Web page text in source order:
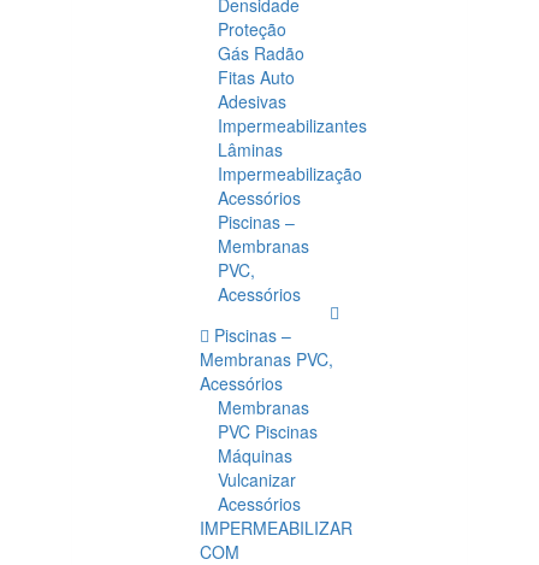
Densidade
Proteção
Gás Radão
Fitas Auto
Adesivas
Impermeabilizantes
Lâminas
Impermeabilização
Acessórios
Piscinas –
Membranas
PVC,
Acessórios
Piscinas –
Membranas PVC,
Acessórios
Membranas
PVC Piscinas
Máquinas
Vulcanizar
Acessórios
IMPERMEABILIZAR
COM